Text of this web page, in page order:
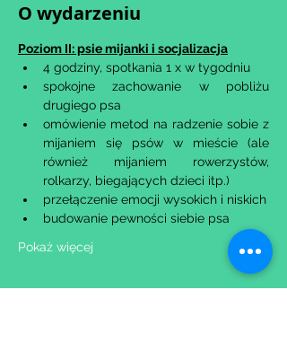
O wydarzeniu
Poziom II: psie mijanki i socjalizacja
​4 godziny, spotkania 1 x w tygodniu
spokojne zachowanie w pobliżu
drugiego psa
omówienie metod na radzenie sobie z
mijaniem się psów w mieście (ale
również mijaniem rowerzystów,
rolkarzy, biegających dzieci itp.)
przełączenie emocji wysokich i niskich
budowanie pewności siebie psa
Pokaż więcej